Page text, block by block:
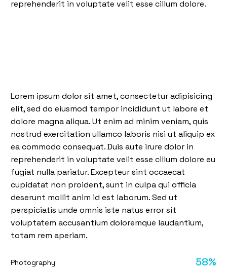
reprehenderit in voluptate velit esse cillum dolore.
Lorem ipsum dolor sit amet, consectetur adipisicing
elit, sed do eiusmod tempor incididunt ut labore et
dolore magna aliqua. Ut enim ad minim veniam, quis
nostrud exercitation ullamco laboris nisi ut aliquip ex
ea commodo consequat. Duis aute irure dolor in
reprehenderit in voluptate velit esse cillum dolore eu
fugiat nulla pariatur. Excepteur sint occaecat
cupidatat non proident, sunt in culpa qui officia
deserunt mollit anim id est laborum. Sed ut
perspiciatis unde omnis iste natus error sit
voluptatem accusantium doloremque laudantium,
totam rem aperiam.
Photography 58%